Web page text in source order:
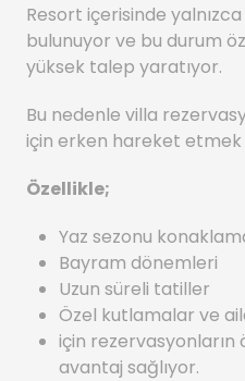
Resort içerisinde
bulunuyor ve bu durum
yüksek talep yaratıyor.
Bu nedenle villa
için erken hareket etmek
Özellikle;
Yaz sezonu
Bayram dönemleri
Uzun süreli tatiller
Özel kutlamalar ve
için rezervasyonların
avantaj sağlıyor.